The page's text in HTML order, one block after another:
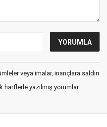
veya imalar, inançlara saldırı
harflerle yazılmış yorumlar